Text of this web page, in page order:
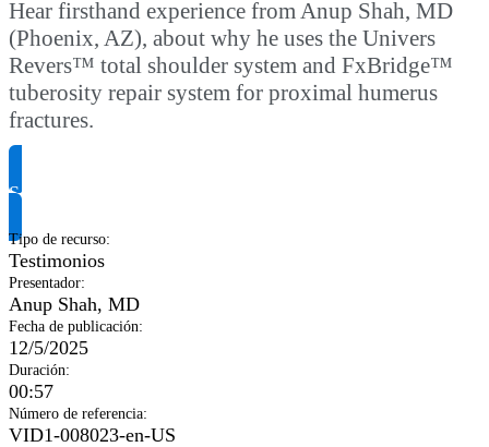
Hear firsthand experience from Anup Shah, MD
(Phoenix, AZ), about why he uses the Univers
Revers™ total shoulder system and FxBridge™
tuberosity repair system for proximal humerus
fractures.
Solicitar información del producto
Tipo de recurso:
Testimonios
Presentador:
Anup Shah, MD
Fecha de publicación:
12/5/2025
Duración:
00:57
Número de referencia:
VID1-008023-en-US